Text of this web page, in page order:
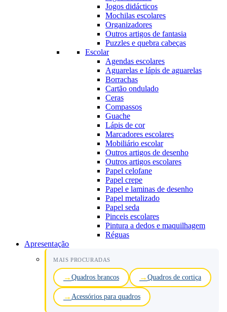
Jogos didácticos
Mochilas escolares
Organizadores
Outros artigos de fantasia
Puzzles e quebra cabeças
Escolar
Agendas escolares
Aguarelas e lápis de aguarelas
Borrachas
Cartão ondulado
Ceras
Compassos
Guache
Lápis de cor
Marcadores escolares
Mobiliário escolar
Outros artigos de desenho
Outros artigos escolares
Papel celofane
Papel crepe
Papel e laminas de desenho
Papel metalizado
Papel seda
Pinceis escolares
Pintura a dedos e maquilhagem
Réguas
Apresentação
MAIS PROCURADAS
Quadros brancos Quadros de cortiça
Acessórios para quadros